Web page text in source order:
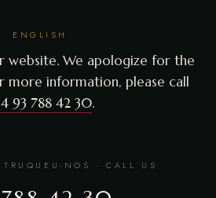
ENGLISH
website. We apologize for the
more information, please call
93 788 42 30.
NOS · CALL US